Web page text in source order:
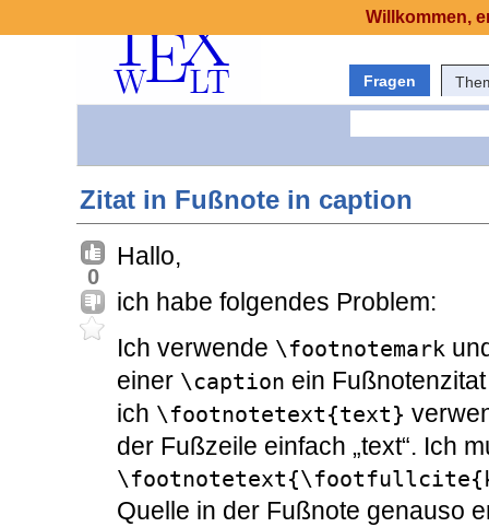
Fragen
Zitat in Fußnote in caption
0
Hallo,
ich habe folgendes Problem:
Ich verwende \footnotemark
einer \caption ein
ich \footnotetext{text}
der Fußzeile einfach „text“. Ich
Quelle in der Fußnote genauso
Willkommen,